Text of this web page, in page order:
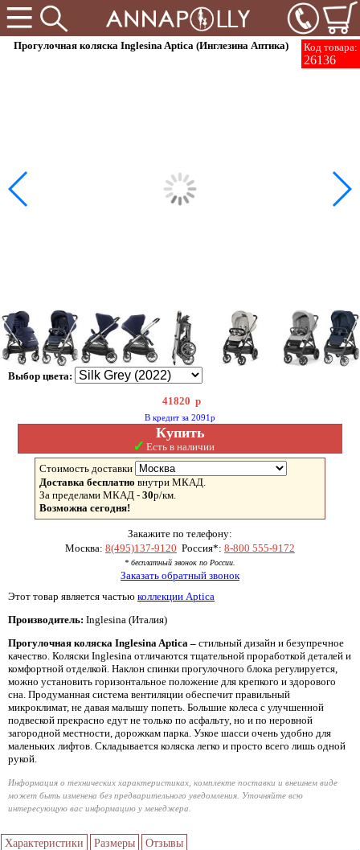
Код товара:
26136
Прогулочная коляска Inglesina Aptica (Инглезина Аптика)
Выбор цвета:
41820 р
В кредит за 2091р
Купить
✓ Есть в наличии
Стоимость доставки
Доставка бесплатно внутри МКАД.
За пределами МКАД - 30р/км.
Возможна сегодня!
Закажите по телефону:
Москва: 8(495)137-9120 Россия*: 8-800 555-9172
* бесплатный звонок по России.
Заказать обратный звонок
Этот товар является частью коллекции Aptica
Производитель: Inglesina (Италия)
Прогулочная коляска Inglesina Aptica – стильный дизайн и безупречное
качество. Коляски Inglesina отличаются тщательной проработкой деталей и
комфортной отделкой. Наклон спинки прогулочного блока регулируется,
можно установить горизонтальное положение для крепкого и здорового
сна. Продуманная система вентиляции обеспечит правильный
микроклимат, не давая малышу попеть. Большие колеса с улучшенной
подвеской прекрасно едут не только по асфальту, но и по неровной
загородной местности, дорожкам парка. Узкое шасси очень удобно для
маленьких лифтов. Складывается коляска легко и просто всего лишь одной
рукой.
Информация о технических характеристиках, комплекте поставки и внешнем виде
может быть изменена без предварительного уведомления. Уточняйте всю
интересующую вас информацию у менеджера.
Характеристики Размеры Отзывы